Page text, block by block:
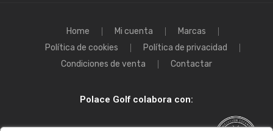
Home Mi cuenta
Marcas
Política de cookies
Política de privacidad
Condiciones de venta
Contactar
Polace Golf colabora con: